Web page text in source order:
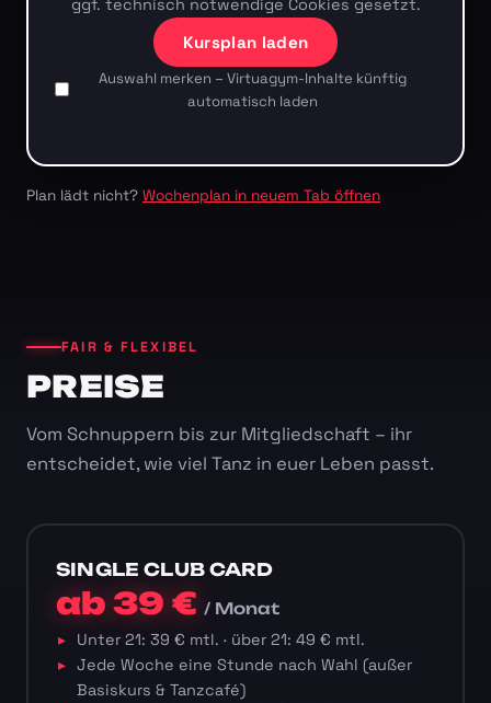
ggf. technisch notwendige Cookies gesetzt.
Kursplan laden
Auswahl merken – Virtuagym-Inhalte künftig
automatisch laden
Plan lädt nicht? Wochenplan in neuem Tab öffnen
FAIR & FLEXIBEL
PREISE
Vom Schnuppern bis zur Mitgliedschaft – ihr
entscheidet, wie viel Tanz in euer Leben passt.
SINGLE CLUB CARD
ab 39 €/ Monat
Unter 21: 39 € mtl. · über 21: 49 € mtl.
Jede Woche eine Stunde nach Wahl (außer
Basiskurs & Tanzcafé)